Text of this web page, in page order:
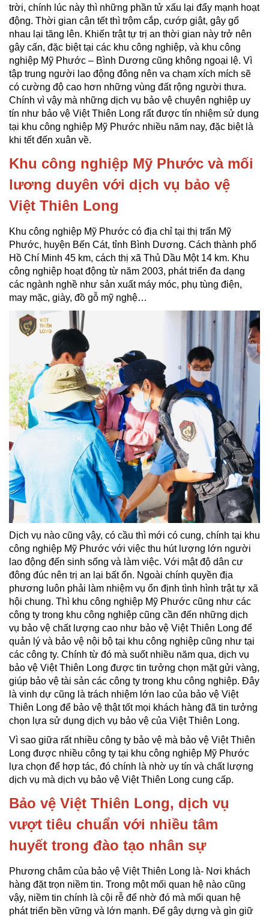
trời, chính lúc này thì những phần tử xấu lại đẩy mạnh hoạt
động. Thời gian cận tết thì trộm cắp, cướp giật, gây gổ
nhau lại tăng lên. Khiến trật tự trị an thời gian này trở nên
gây cấn, đặc biệt tại các khu công nghiệp, và khu công
nghiệp Mỹ Phước – Bình Dương cũng không ngoại lệ. Vì
tập trung người lao động đông nên va chạm xích mích sẽ
có cường độ cao hơn những vùng đất rộng người thưa.
Chính vì vậy mà những dịch vụ bảo vệ chuyên nghiệp uy
tín như bảo vệ Việt Thiên Long rất được tín nhiệm sử dụng
tại khu công nghiệp Mỹ Phước nhiều năm nay, đặc biệt là
khi tết đến xuân về.
Khu công nghiệp Mỹ Phước và mối
lương duyên với dịch vụ bảo vệ
Việt Thiên Long
Khu công nghiệp Mỹ Phước có địa chỉ tại thị trấn Mỹ
Phước, huyện Bến Cát, tỉnh Bình Dương. Cách thành phố
Hồ Chí Minh 45 km, cách thị xã Thủ Dầu Một 14 km. Khu
công nghiệp hoạt động từ năm 2003, phát triển đa dạng
các ngành nghề như sản xuất máy móc, phụ tùng điện,
may mặc, giày, đồ gỗ mỹ nghệ…
Dịch vụ nào cũng vậy, có cầu thì mới có cung, chính tại khu
công nghiệp Mỹ Phước với việc thu hút lượng lớn người
lao động đến sinh sống và làm việc. Với mật độ dân cư
đông đúc nên trị an lại bất ổn. Ngoài chính quyền địa
phương luôn phải làm nhiệm vụ ổn định tình hình trật tự xã
hội chung. Thì khu công nghiệp Mỹ Phước cũng như các
công ty trong khu công nghiệp cũng cần đến những dịch
vụ bảo vệ chất lượng cao như bảo vệ Việt Thiên Long để
quản lý và bảo vệ nội bộ tại khu công nghiệp cũng như tại
các công ty. Chính từ đó mà suốt nhiều năm qua, dịch vụ
bảo vệ Việt Thiên Long được tin tưởng chọn mặt gửi vàng,
giúp bảo vệ tài sản các công ty trong khu công nghiệp. Đây
là vinh dự cũng là trách nhiệm lớn lao của bảo vệ Việt
Thiên Long để bảo vệ thật tốt mọi khách hàng đã tin tưởng
chọn lựa sử dụng dịch vụ bảo vệ của Việt Thiên Long.
Vì sao giữa rất nhiều công ty bảo vệ mà bảo vệ Việt Thiên
Long được nhiều công ty tại khu công nghiệp Mỹ Phước
lựa chọn để hợp tác, đó chính là nhờ uy tín và chất lượng
dịch vụ mà dịch vụ bảo vệ Việt Thiên Long cung cấp.
Bảo vệ Việt Thiên Long, dịch vụ
vượt tiêu chuẩn với nhiều tâm
huyết trong đào tạo nhân sự
Phương châm của bảo vệ Việt Thiên Long là- Nơi khách
hàng đặt trọn niềm tin. Trong một mối quan hệ nào cũng
vậy, niềm tin chính là cội rễ để nhờ đó mà mối quan hệ
phát triển bền vững và lớn mạnh. Để gây dựng và gìn giữ